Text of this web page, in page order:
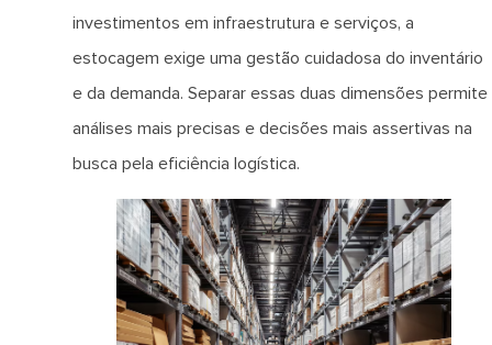
investimentos em infraestrutura e serviços, a
estocagem exige uma gestão cuidadosa do inventário
e da demanda. Separar essas duas dimensões permite
análises mais precisas e decisões mais assertivas na
busca pela eficiência logística.